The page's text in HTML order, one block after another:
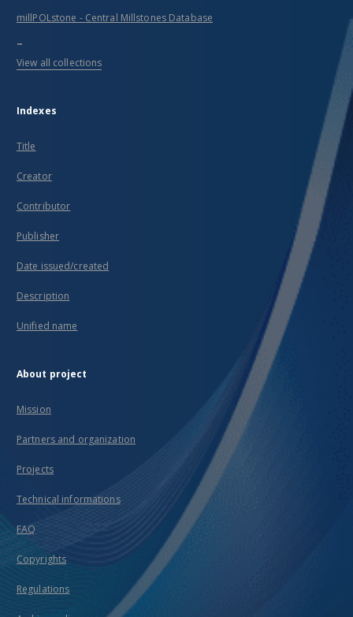
millPOLstone - Central Millstones Database
...
View all collections
Indexes
Title
Creator
Contributor
Publisher
Date issued/created
Description
Unified name
About project
Mission
Partners and organization
Projects
Technical informations
FAQ
Copyrights
Regulations